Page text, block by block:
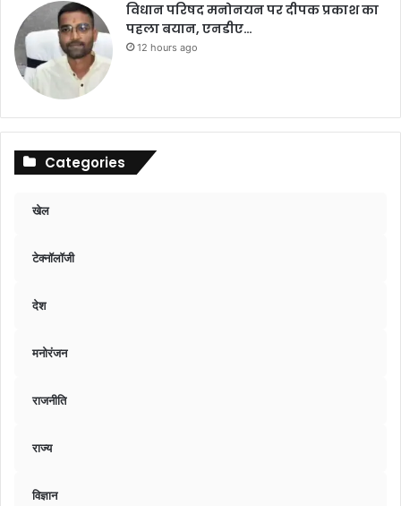
विधान परिषद मनोनयन पर दीपक प्रकाश का
पहला बयान, एनडीए…
12 hours ago
Categories
खेल
टेक्नॉलॉजी
देश
मनोरंजन
राजनीति
राज्य
विज्ञान